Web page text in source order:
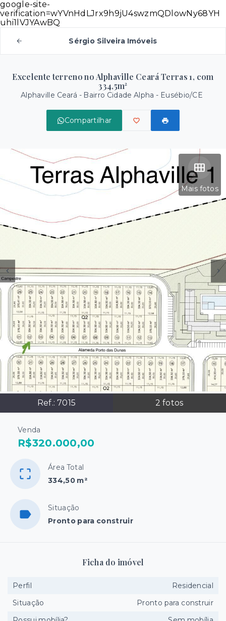
google-site-
verification=wYVnHdLJrx9h9jU4swzmQDlowNy68YH
uhi1lVJYAwBQ
Sérgio Silveira Imóveis
Excelente terreno no Alphaville Ceará Terras 1, com
334,5m²
Alphaville Ceará - Bairro Cidade Alpha - Eusébio/CE
Compartilhar
Mais fotos
Ref.: 7015 2 fotos
Venda
R$320.000,00
Área Total
334,50 m²
Situação
Pronto para construir
Ficha do imóvel
Perfil
Residencial
Situação
Pronto para construir